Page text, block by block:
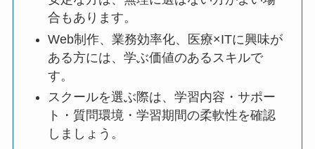
合もあります。
Web制作、業務効率化、医療×ITに興味が
ある方には、学ぶ価値のあるスキルで
す。
スクールを選ぶ際は、学習内容・サポー
ト・質問環境・学習期間の柔軟性を確認
しましょう。